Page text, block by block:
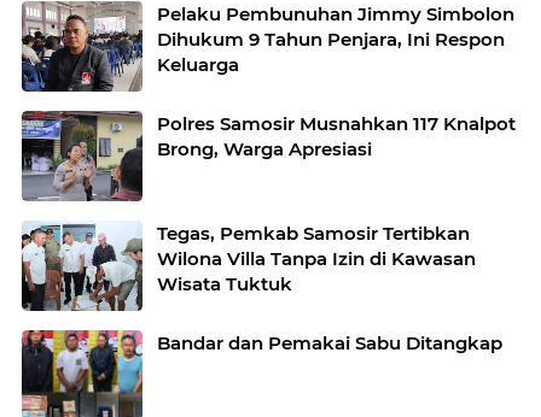
Pelaku Pembunuhan Jimmy Simbolon
Dihukum 9 Tahun Penjara, Ini Respon
Keluarga
Polres Samosir Musnahkan 117 Knalpot
Brong, Warga Apresiasi
Tegas, Pemkab Samosir Tertibkan
Wilona Villa Tanpa Izin di Kawasan
Wisata Tuktuk
Bandar dan Pemakai Sabu Ditangkap